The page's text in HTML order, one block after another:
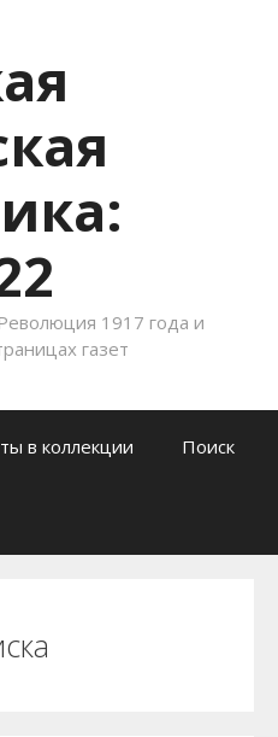
1917 года и
газет
в коллекции Поиск